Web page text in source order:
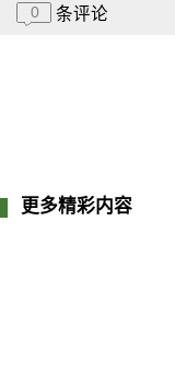
0 条评论
更多精彩内容